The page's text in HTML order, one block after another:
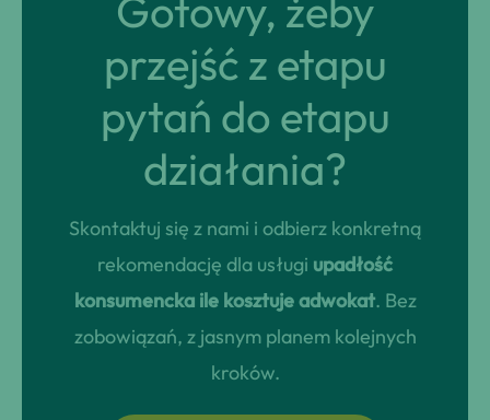
Gotowy, żeby
przejść z etapu
pytań do etapu
działania?
Skontaktuj się z nami i odbierz konkretną
rekomendację dla usługi upadłość
konsumencka ile kosztuje adwokat. Bez
zobowiązań, z jasnym planem kolejnych
kroków.